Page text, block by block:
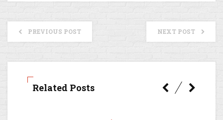
PREVIOUS POST NEXT POST
Related Posts